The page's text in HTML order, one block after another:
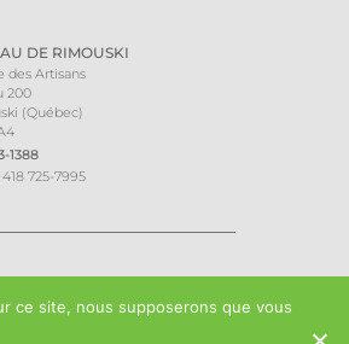
DE RIMOUSKI
des Artisans
200
(Québec)
1388
418 725-7995
ce site, nous supposerons que vous